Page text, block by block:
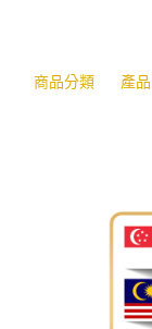
商品分類 產